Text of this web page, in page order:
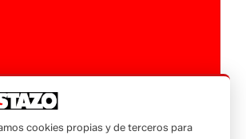
cookies propias y de terceros para